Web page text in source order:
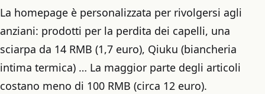
La homepage è personalizzata per rivolgersi agli
anziani: prodotti per la perdita dei capelli, una
sciarpa da 14 RMB (1,7 euro), Qiuku (biancheria
intima termica) … La maggior parte degli articoli
costano meno di 100 RMB (circa 12 euro).